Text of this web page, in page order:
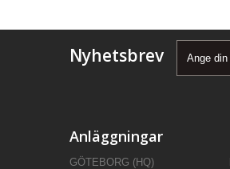
Nyhetsbrev
Anläggningar
GÖTEBORG (HQ)